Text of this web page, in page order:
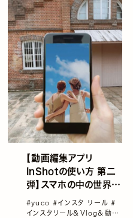
【動画編集アプリ
InShotの使い方 第二
弾】スマホの中の世界に
飛び込んだかのよう！ク
ロマキー機能を使って
#yuco#インスタ リール#
インスタリール＆Vlog＆動画